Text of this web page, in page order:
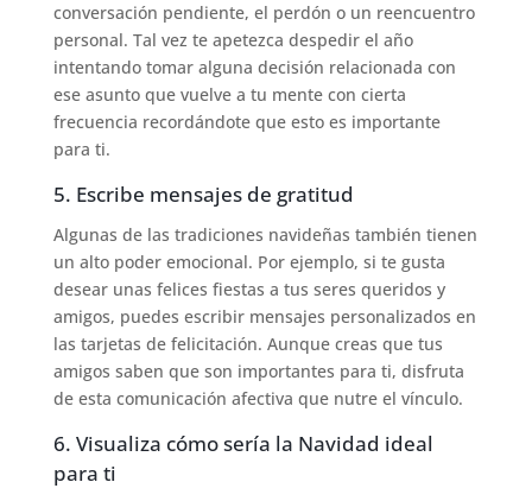
conversación pendiente, el perdón o un reencuentro
personal. Tal vez te apetezca despedir el año
intentando tomar alguna decisión relacionada con
ese asunto que vuelve a tu mente con cierta
frecuencia recordándote que esto es importante
para ti.
5. Escribe mensajes de gratitud
Algunas de las tradiciones navideñas también tienen
un alto poder emocional. Por ejemplo, si te gusta
desear unas felices fiestas a tus seres queridos y
amigos, puedes escribir mensajes personalizados en
las tarjetas de felicitación. Aunque creas que tus
amigos saben que son importantes para ti, disfruta
de esta comunicación afectiva que nutre el vínculo.
6. Visualiza cómo sería la Navidad ideal
para ti